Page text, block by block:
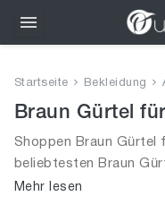
Bekleidung
Wäsche
Schuhe
Startseite Bekleidung
Braun Gürtel
Shoppen Braun Gürtel
beliebtesten Braun
Gürtel in Größe 5XL
Mehr lesen